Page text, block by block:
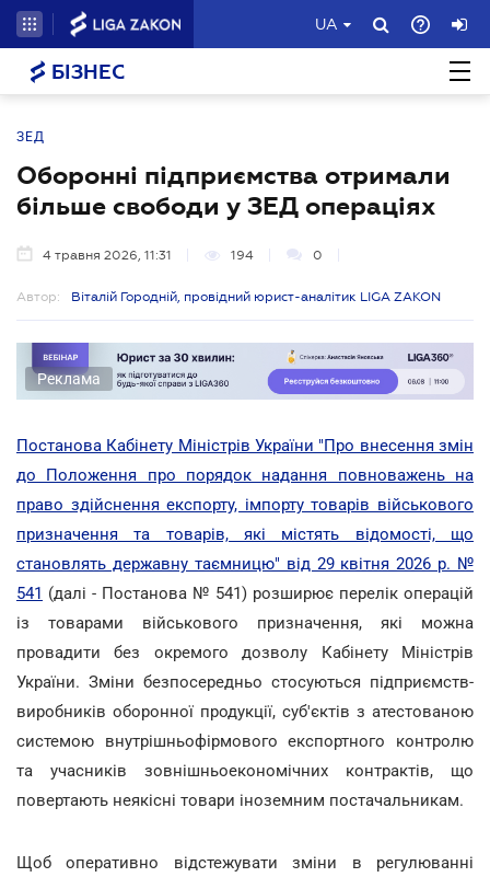
UA
БІЗНЕС
ЗЕД
Оборонні підприємства отримали
більше свободи у ЗЕД операціях
4 травня 2026, 11:31 194 0
Автор: Віталій Городній, провідний юрист-аналітик LIGA ZAKON
Реклама
Постанова Кабінету Міністрів України "Про внесення змін
до Положення про порядок надання повноважень на
право здійснення експорту, імпорту товарів військового
призначення та товарів, які містять відомості, що
становлять державну таємницю" від 29 квітня 2026 р. №
541 (далі - Постанова № 541) розширює перелік операцій
із товарами військового призначення, які можна
провадити без окремого дозволу Кабінету Міністрів
України. Зміни безпосередньо стосуються підприємств-
виробників оборонної продукції, суб'єктів з атестованою
системою внутрішньофірмового експортного контролю
та учасників зовнішньоекономічних контрактів, що
повертають неякісні товари іноземним постачальникам.
Щоб оперативно відстежувати зміни в регулюванні